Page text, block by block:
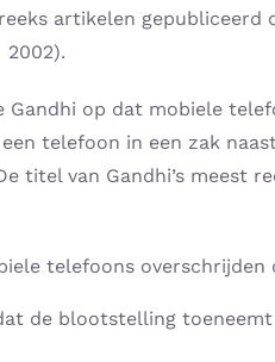
artikelen
2002).
op dat mobiele
telefoon in een zak
titel van Gandhi’s meest
telefoons
de blootstelling